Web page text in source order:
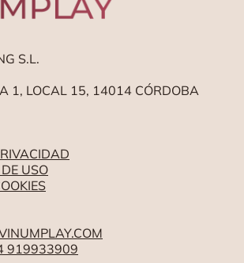
S.L.
1, LOCAL 15, 14014 CÓRDOBA
USO
919933909